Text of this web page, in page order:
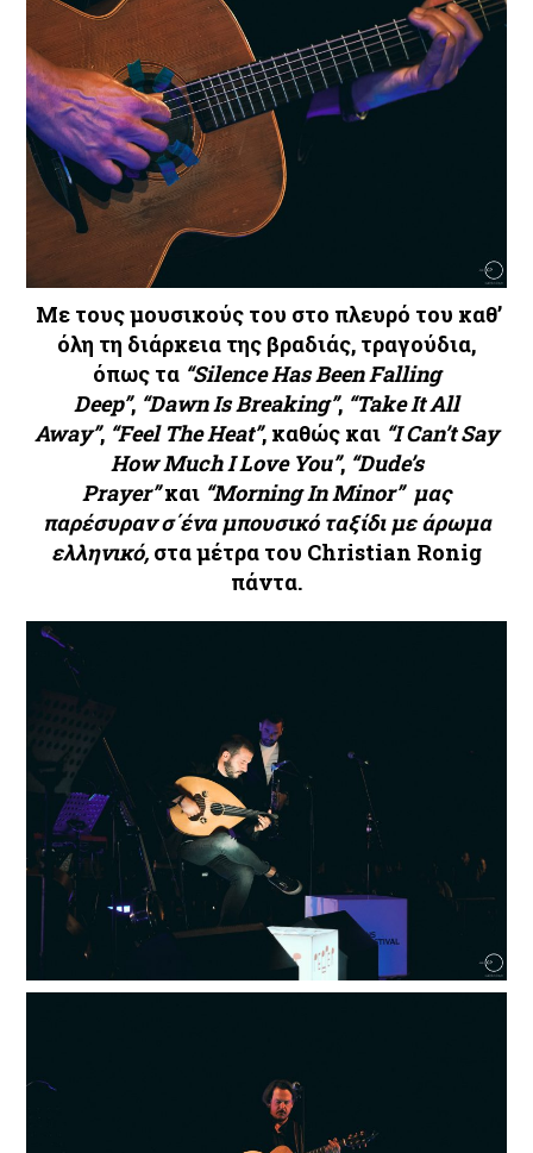
Με τους μουσικούς του στο πλευρό του καθ’
όλη τη διάρκεια της βραδιάς, τραγούδια,
όπως τα “Silence Has Been Falling
Deep”, “Dawn Is Breaking”, “Take It All
Away”, “Feel The Heat”, καθώς και “I Can’t Say
How Much I Love You”, “Dude’s
Prayer”και “Morning In Minor” μας
παρέσυραν σ΄ένα μπουσικό ταξίδι με άρωμα
ελληνικό, στα μέτρα του Christian Ronig
πάντα.